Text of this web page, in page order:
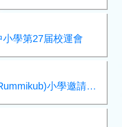
學第27届校運會
衛理中學魔力橋(Rummikub)小學邀請賽2023